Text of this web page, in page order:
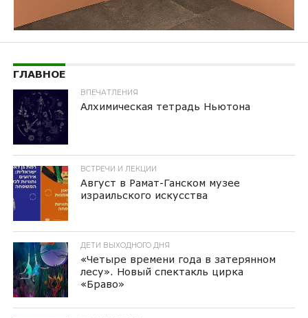
ГЛАВНОЕ
ВПЕЧАТЛЕНИЯ
Алхимическая тетрадь Ньютона
ВСТРЕЧИ И ЛЕКЦИИ
Август в Рамат-Ганском музее
израильского искусства
ДЕТИ ВЫХОДНОГО ДНЯ
«Четыре времени года в затерянном
лесу». Новый спектакль цирка
«Браво»